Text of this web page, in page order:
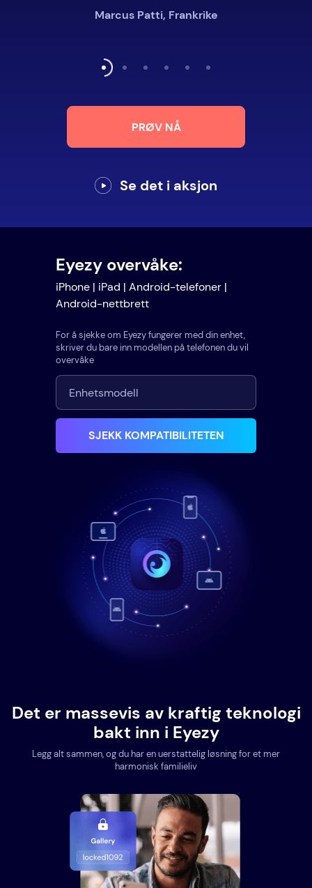
Marcus Patti, Frankrike
PRØV NÅ
Se det i aksjon
Eyezy overvåke:
iPhone | iPad | Android-telefoner |
Android-nettbrett
For å sjekke om Eyezy fungerer med din enhet,
skriver du bare inn modellen på telefonen du vil
overvåke
SJEKK KOMPATIBILITETEN
Det er massevis av kraftig teknologi
bakt inn i Eyezy
Legg alt sammen, og du har en uerstattelig løsning for et mer
harmonisk familieliv